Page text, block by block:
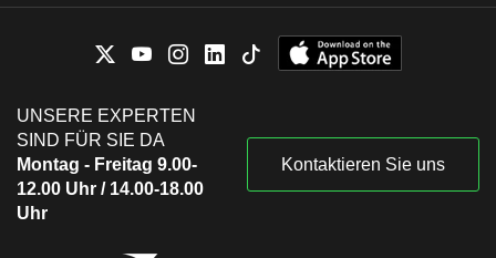
UNSERE EXPERTEN
SIND FÜR SIE DA
Montag - Freitag 9.00-
12.00 Uhr / 14.00-18.00
Uhr
Kontaktieren Sie uns